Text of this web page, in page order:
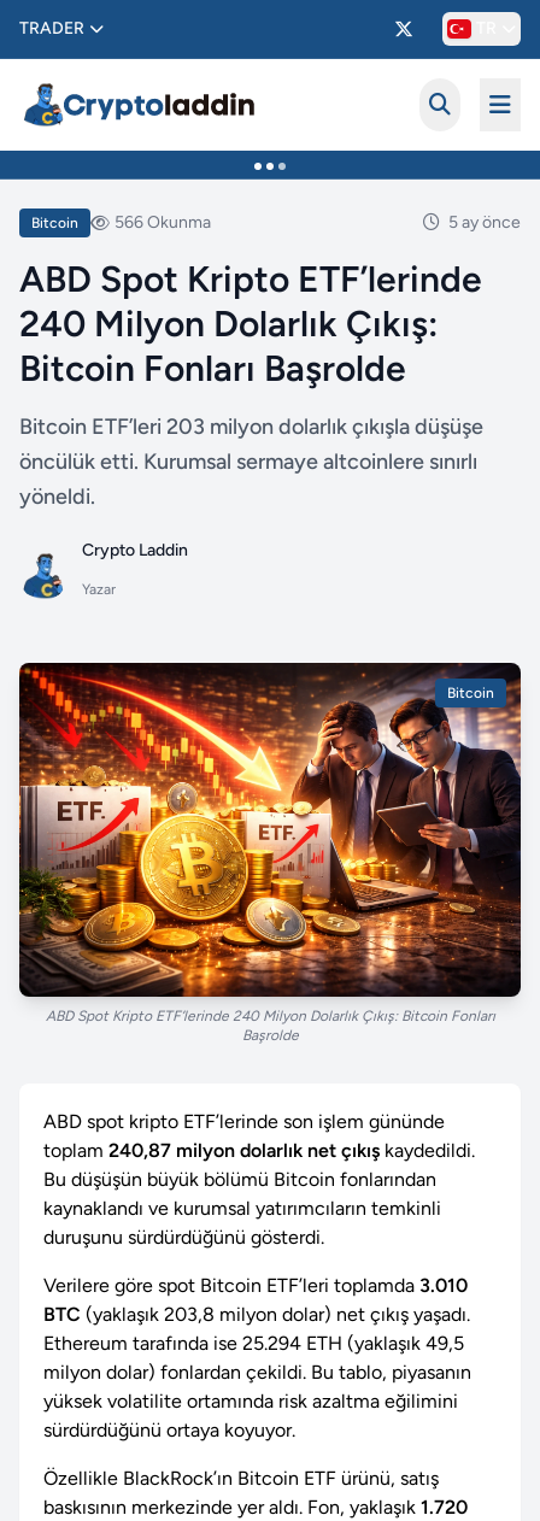
TRADER
Bitcoin 566 Okunma 5 ay önce
ABD Spot Kripto ETF’lerinde
240 Milyon Dolarlık Çıkış:
Bitcoin Fonları Başrolde
Bitcoin ETF’leri 203 milyon dolarlık çıkışla düşüşe
öncülük etti. Kurumsal sermaye altcoinlere sınırlı
yöneldi.
Crypto Laddin
Yazar
Bitcoin
ABD Spot Kripto ETF’lerinde 240 Milyon Dolarlık Çıkış: Bitcoin Fonları
Başrolde
ABD spot kripto ETF’lerinde son işlem gününde
toplam 240,87 milyon dolarlık net çıkış kaydedildi.
Bu düşüşün büyük bölümü Bitcoin fonlarından
kaynaklandı ve kurumsal yatırımcıların temkinli
duruşunu sürdürdüğünü gösterdi.
Verilere göre spot Bitcoin ETF’leri toplamda 3.010
BTC (yaklaşık 203,8 milyon dolar) net çıkış yaşadı.
Ethereum tarafında ise 25.294 ETH (yaklaşık 49,5
milyon dolar) fonlardan çekildi. Bu tablo, piyasanın
yüksek volatilite ortamında risk azaltma eğilimini
sürdürdüğünü ortaya koyuyor.
Özellikle BlackRock’ın Bitcoin ETF ürünü, satış
baskısının merkezinde yer aldı. Fon, yaklaşık 1.720